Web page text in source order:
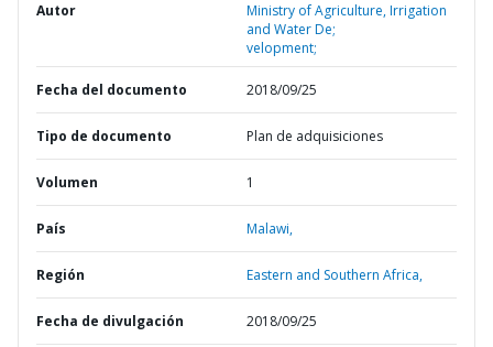
Autor
Ministry of Agriculture, Irrigation
and Water De;
velopment;
Fecha del documento 2018/09/25
Tipo de documento Plan de adquisiciones
Volumen 1
País Malawi,
Región Eastern and Southern Africa,
Fecha de divulgación 2018/09/25